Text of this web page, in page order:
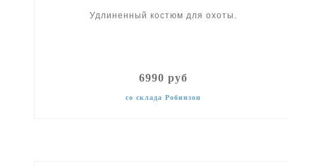
Удлиненный костюм для охоты.
6990 руб
со склада Робинзон